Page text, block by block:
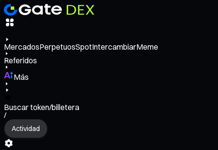
MercadosPerpetuosSpotIntercambiarMeme
Referidos
Más
Buscar token/billetera
/
Actividad